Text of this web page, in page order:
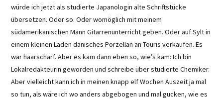
würde ich jetzt als studierte Japanologin alte Schriftstücke
übersetzen. Oder so. Oder womöglich mit meinem
südamerikanischen Mann Gitarrenunterricht geben. Oder auf Sylt in
einem kleinen Laden dänisches Porzellan an Touris verkaufen. Es
war haarscharf. Aber es kam dann eben so, wie’s kam: Ich bin
Lokalredakteurin geworden und schreibe über studierte Chemiker.
Aber vielleicht kann ich in meinen knapp elf Wochen Auszeit ja mal
so tun, als wäre ich wo anders abgebogen und mal gucken, wie es